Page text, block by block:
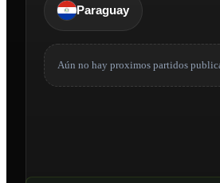
Paraguay
Aún no hay proximos partidos